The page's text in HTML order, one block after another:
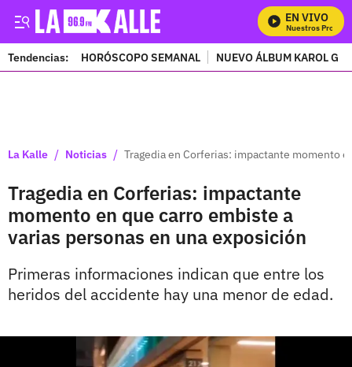
EN VIVO
Mira Todos Nuestros
Tendencias: HORÓSCOPO SEMANAL NUEVO ÁLBUM KAROL G
La Kalle / Noticias / Tragedia en Corferias: impactante momento
Tragedia en Corferias: impactante
momento en que carro embiste a
varias personas en una exposición
Primeras informaciones indican que entre los
heridos del accidente hay una menor de edad.